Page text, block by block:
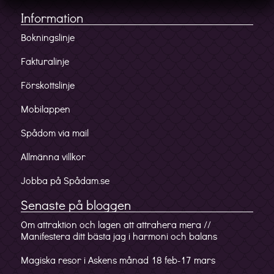
Information
Bokningslinje
Fakturalinje
Förskottslinje
Mobilappen
Spådom via mail
Allmänna villkor
Jobba på Spådam.se
Senaste på bloggen
Om attraktion och lagen att attrahera mera //
Manifestera ditt bästa jag i harmoni och balans
Magiska resor i Askens månad 18 feb-17 mars